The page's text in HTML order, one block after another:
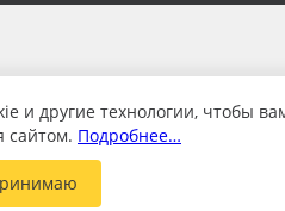
и другие технологии, чтобы
сайтом. Подробнее…